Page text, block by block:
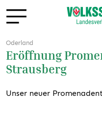
Oderland
Eröffnung
Strausberg
Unser neuer